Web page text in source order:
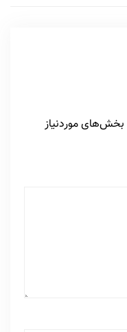
بخش‌های موردنیاز